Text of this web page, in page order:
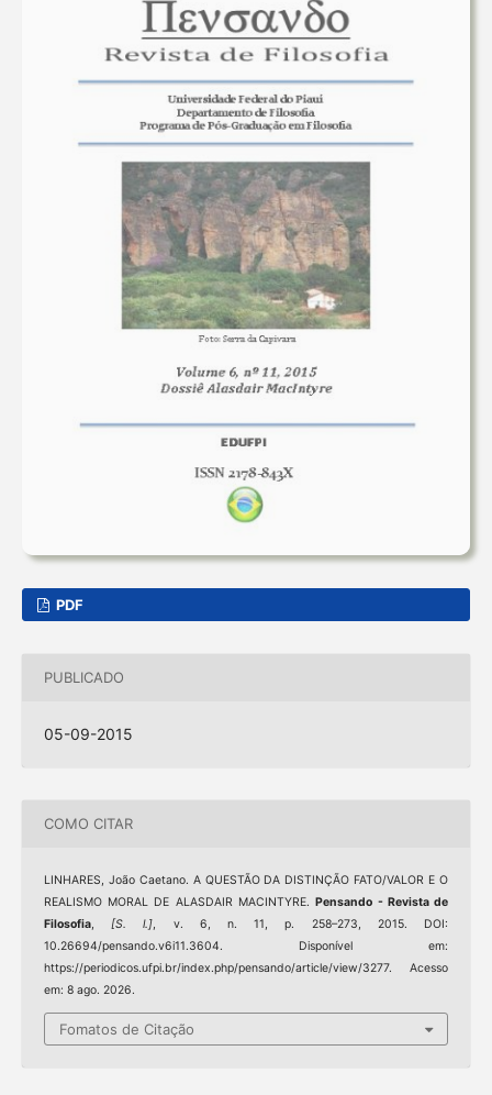
PDF
PUBLICADO
05-09-2015
COMO CITAR
LINHARES, João Caetano. A QUESTÃO DA DISTINÇÃO FATO/VALOR E O
REALISMO MORAL DE ALASDAIR MACINTYRE.Pensando - Revista de
Filosofia,[S. l.], v. 6, n. 11, p. 258–273, 2015. DOI:
10.26694/pensando.v6i11.3604. Disponível em:
https://periodicos.ufpi.br/index.php/pensando/article/view/3277. Acesso
em: 8 ago. 2026.
Fomatos de Citação